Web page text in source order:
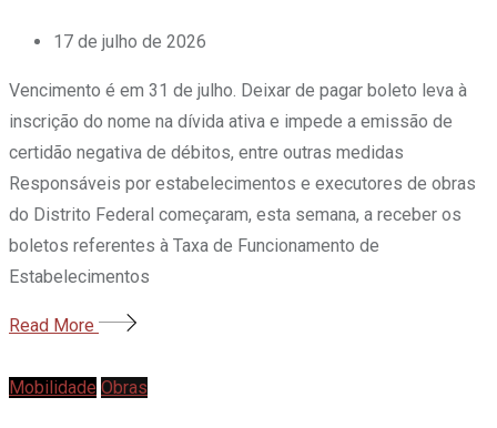
17 de julho de 2026
Vencimento é em 31 de julho. Deixar de pagar boleto leva à
inscrição do nome na dívida ativa e impede a emissão de
certidão negativa de débitos, entre outras medidas
Responsáveis por estabelecimentos e executores de obras
do Distrito Federal começaram, esta semana, a receber os
boletos referentes à Taxa de Funcionamento de
Estabelecimentos
Read More
Mobilidade Obras